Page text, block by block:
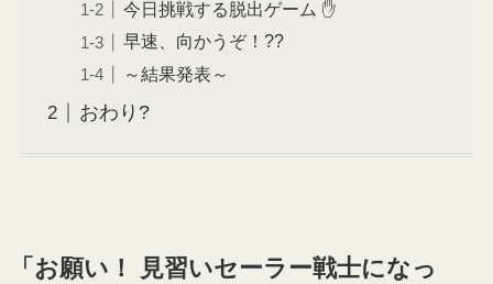
今日挑戦する脱出ゲーム ✋
早速、向かうぞ！??
～結果発表～
おわり?
「お願い！ 見習いセーラー戦士になっ